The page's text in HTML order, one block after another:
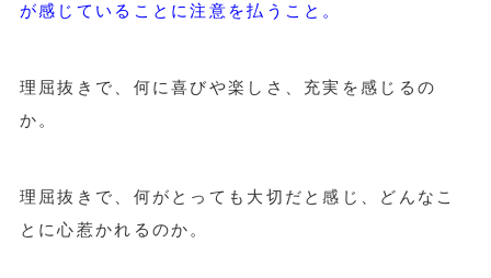
が感じていることに注意を払うこと。
理屈抜きで、何に喜びや楽しさ、充実を感じるの
か。
理屈抜きで、何がとっても大切だと感じ、どんなこ
とに心惹かれるのか。